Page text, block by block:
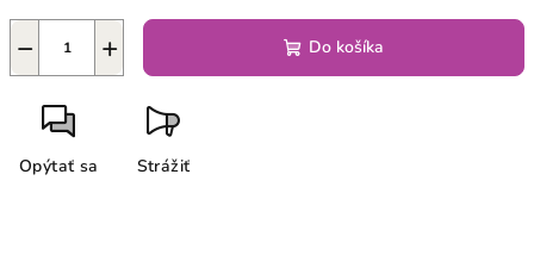
+
− Do košíka
Opýtať sa Strážiť